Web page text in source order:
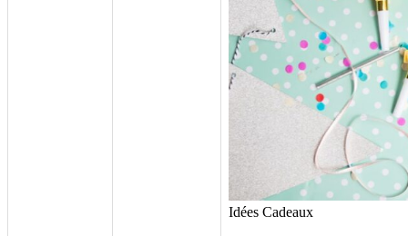
Idées Cadeaux